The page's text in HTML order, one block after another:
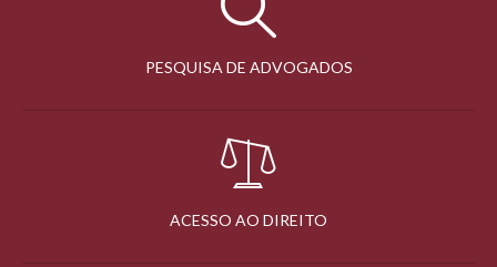
PESQUISA DE ADVOGADOS
ACESSO AO DIREITO